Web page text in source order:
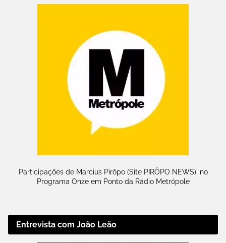
Participações de Marcius Pirôpo (Site PIRÔPO NEWS), no
Programa Onze em Ponto da Rádio Metrópole
Entrevista com João Leão